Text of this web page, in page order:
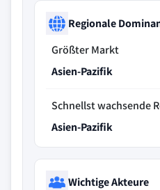
Regionale
Größter Markt
Asien-Pazifik
Schnellst wachsende
Asien-Pazifik
Wichtige Akteure